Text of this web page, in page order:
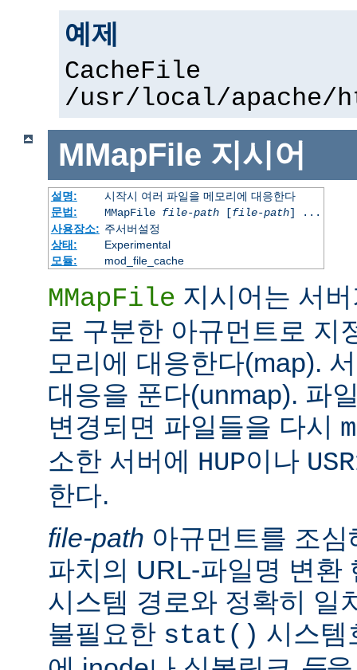
예제
CacheFile
/usr/local/apache/
MMapFile 지시어
설명:
시작시 여러 파일을 메모리에 대응한다
문법:
MMapFile file-path[file-path] ...
사용장소: 주서버설정
상태:
Experimental
모듈:
mod_file_cache
MMapFile 지시어는 서
로 구분한 아규먼트로 지
모리에 대응한다(map).
대응을 푼다(unmap). 파
변경되면 파일들을 다시
소한 서버에 HUP이나
한다.
file-path 아규먼트를 조
파치의 URL-파일명 변환
시스템 경로와 정확히 일
불필요한 stat() 시스템